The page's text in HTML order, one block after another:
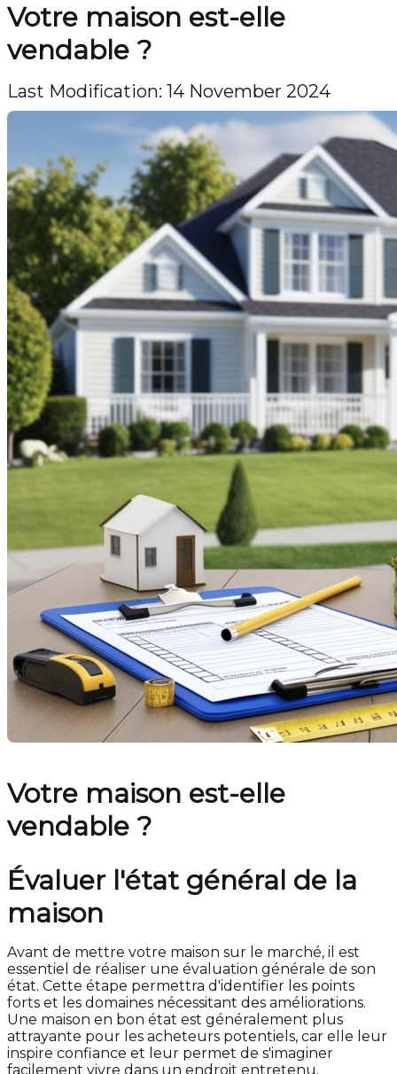
Votre maison est-elle
vendable ?
Last Modification: 14 November 2024
Votre maison est-elle
vendable ?
Évaluer l'état général de la
maison
Avant de mettre votre maison sur le marché, il est
essentiel de réaliser une évaluation générale de son
état. Cette étape permettra d'identifier les points
forts et les domaines nécessitant des améliorations.
Une maison en bon état est généralement plus
attrayante pour les acheteurs potentiels, car elle leur
inspire confiance et leur permet de s'imaginer
facilement vivre dans un endroit entretenu.